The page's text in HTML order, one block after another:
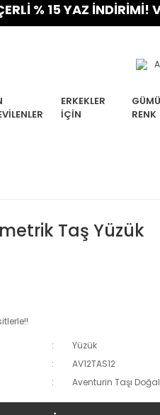
15 YAZ İNDİRİMİ! VE
ERKEKLER
İÇIN
RENK
Taş Yüzük
Yüzük
AV12TAS12
Aventurin Taşı